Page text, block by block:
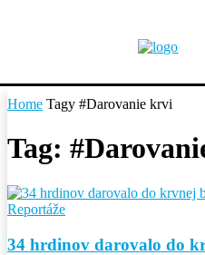
Home Tagy #Darovanie krvi
Tag:
Reportáže
34 hrdinov darovalo do